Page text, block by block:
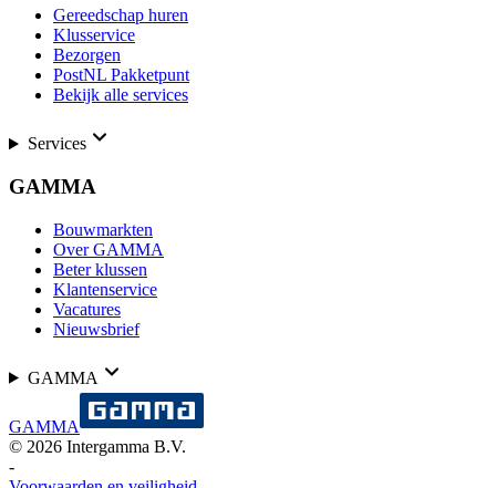
Gereedschap huren
Klusservice
Bezorgen
PostNL Pakketpunt
Bekijk alle services
Services
GAMMA
Bouwmarkten
Over GAMMA
Beter klussen
Klantenservice
Vacatures
Nieuwsbrief
GAMMA
GAMMA
© 2026 Intergamma B.V.
-